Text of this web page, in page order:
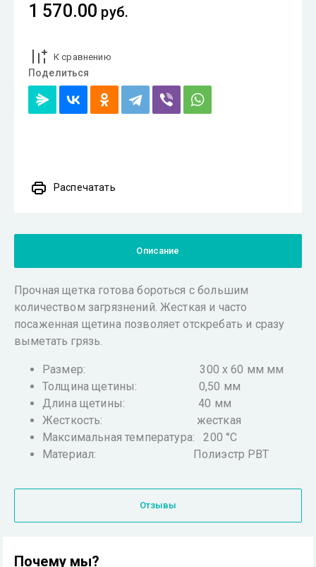
1 570.00 руб.
К сравнению
Поделиться
Распечатать
Описание
Прочная щетка готова бороться с большим
количеством загрязнений. Жесткая и часто
посаженная щетина позволяет отскребать и сразу
выметать грязь.
Размер: 300 x 60 мм мм
Толщина щетины: 0,50 мм
Длина щетины: 40 мм
Жесткость: жесткая
Максимальная температура: 200 °С
Материал: Полиэстр РВТ
Отзывы
Почему мы?